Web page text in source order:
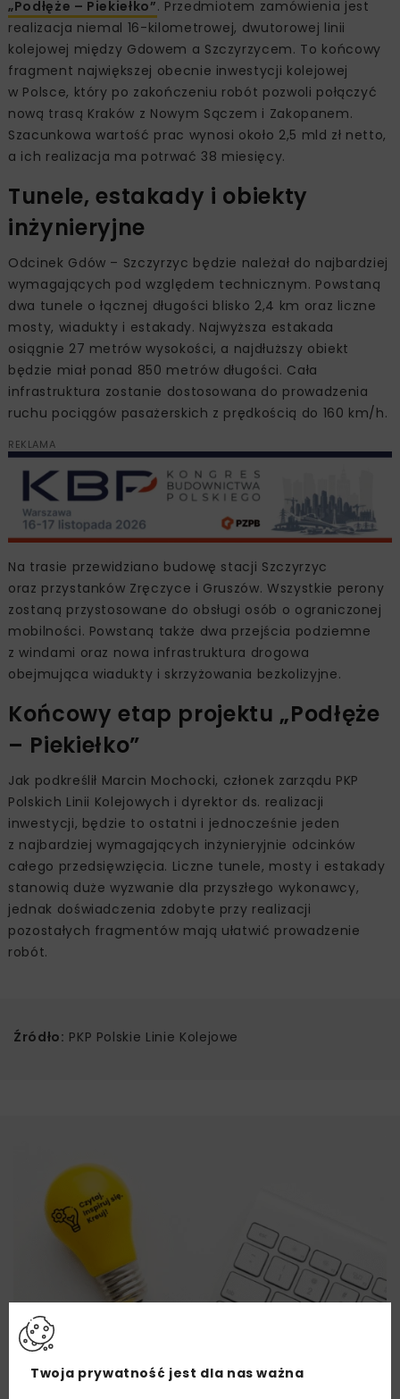
„Podłęże – Piekiełko”. Przedmiotem zamówienia jest
realizacja niemal 16-kilometrowej, dwutorowej linii
kolejowej między Gdowem a Szczyrzycem. To końcowy
fragment największej obecnie inwestycji kolejowej
w Polsce, który po zakończeniu robót pozwoli połączyć
nową trasą Kraków z Nowym Sączem i Zakopanem.
Szacunkowa wartość prac wynosi około 2,5 mld zł netto,
a ich realizacja ma potrwać 38 miesięcy.
Tunele, estakady i obiekty
inżynieryjne
Odcinek Gdów – Szczyrzyc będzie należał do najbardziej
wymagających pod względem technicznym. Powstaną
dwa tunele o łącznej długości blisko 2,4 km oraz liczne
mosty, wiadukty i estakady. Najwyższa estakada
osiągnie 27 metrów wysokości, a najdłuższy obiekt
będzie miał ponad 850 metrów długości. Cała
infrastruktura zostanie dostosowana do prowadzenia
ruchu pociągów pasażerskich z prędkością do 160 km/h.
REKLAMA
Na trasie przewidziano budowę stacji Szczyrzyc
oraz przystanków Zręczyce i Gruszów. Wszystkie perony
zostaną przystosowane do obsługi osób o ograniczonej
mobilności. Powstaną także dwa przejścia podziemne
z windami oraz nowa infrastruktura drogowa
obejmująca wiadukty i skrzyżowania bezkolizyjne.
Końcowy etap projektu „Podłęże
– Piekiełko”
Jak podkreślił Marcin Mochocki, członek zarządu PKP
Polskich Linii Kolejowych i dyrektor ds. realizacji
inwestycji, będzie to ostatni i jednocześnie jeden
z najbardziej wymagających inżynieryjnie odcinków
całego przedsięwzięcia. Liczne tunele, mosty i estakady
stanowią duże wyzwanie dla przyszłego wykonawcy,
jednak doświadczenia zdobyte przy realizacji
pozostałych fragmentów mają ułatwić prowadzenie
robót.
Źródło: PKP Polskie Linie Kolejowe
Twoja prywatność jest dla nas ważna